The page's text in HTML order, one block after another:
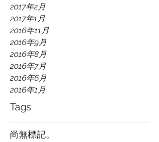
2017年2月
2017年1月
2016年11月
2016年9月
2016年8月
2016年7月
2016年6月
2016年1月
Tags
尚無標記。